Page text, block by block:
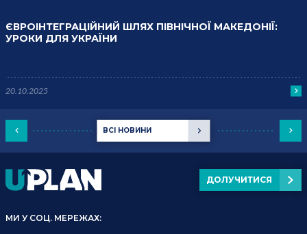
ВСІ НОВИНИ
ЄВРОІНТЕГРАЦІЙНИЙ ШЛЯХ ПІВНІЧНОЇ МАКЕДОНІЇ:
УРОКИ ДЛЯ УКРАЇНИ
20.10.2025
МИ У СОЦ. МЕРЕЖАХ:
ДОЛУЧИТИСЯ